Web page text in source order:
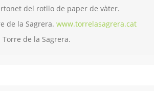
del rotllo de paper de vàter.
de la Sagrera. www.torrelasagrera.cat
de la Sagrera.